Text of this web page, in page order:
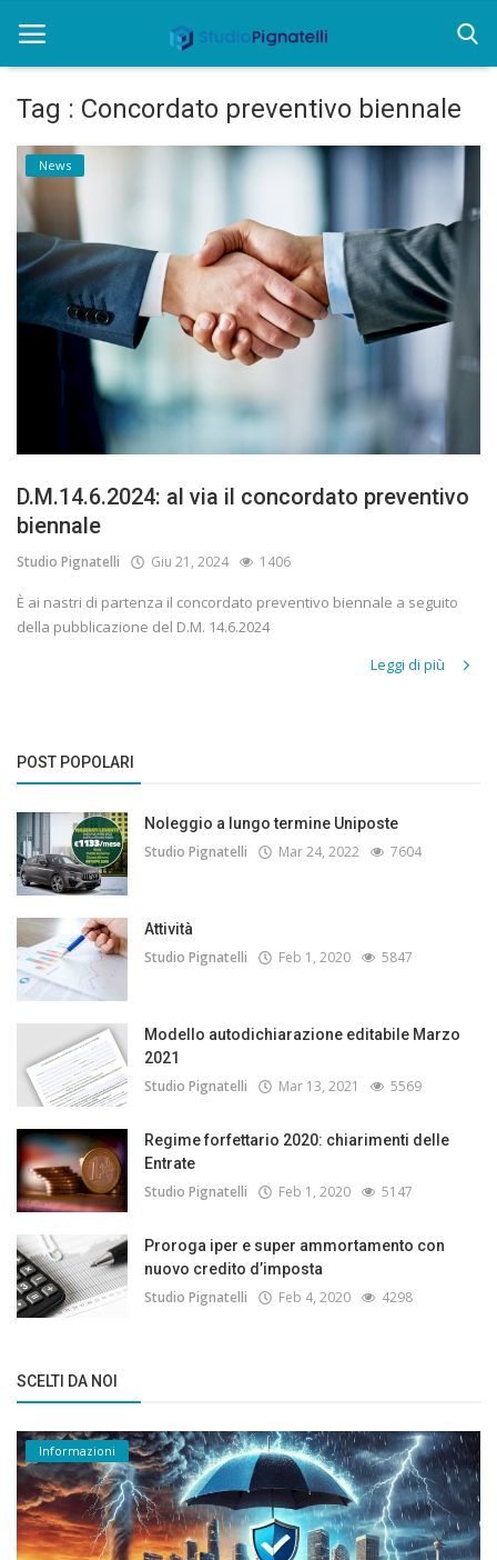
Home
Rent
Chi siamo
Informazioni
Approfondimenti
Tag : Concordato preventivo biennale
News
D.M.14.6.2024: al via il concordato preventivo
biennale
Studio Pignatelli Giu 21, 2024 1406
È ai nastri di partenza il concordato preventivo biennale a seguito
della pubblicazione del D.M. 14.6.2024
Leggi di più
POST POPOLARI
Noleggio a lungo termine Uniposte
Studio Pignatelli Mar 24, 2022 7604
Attività
Studio Pignatelli Feb 1, 2020 5847
Modello autodichiarazione editabile Marzo
2021
Studio Pignatelli Mar 13, 2021 5569
Regime forfettario 2020: chiarimenti delle
Entrate
Studio Pignatelli Feb 1, 2020 5147
Proroga iper e super ammortamento con
nuovo credito d’imposta
Studio Pignatelli Feb 4, 2020 4298
SCELTI DA NOI
Informazioni